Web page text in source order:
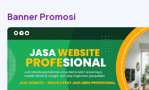
Banner Promosi